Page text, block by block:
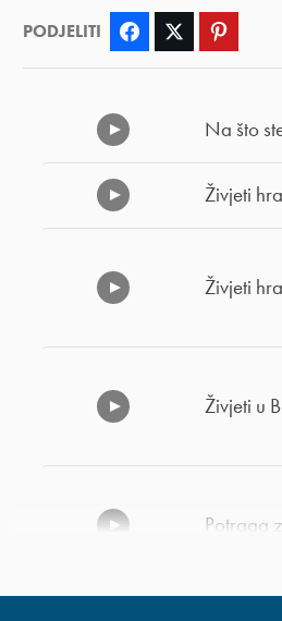
PODJELITI Facebook Twitter
Na što
Živjeti
Živjeti
Živjeti u
Potraga